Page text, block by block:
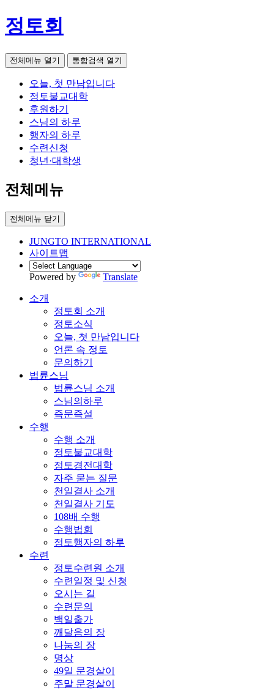
정토회
전체메뉴 열기 통합검색 열기
오늘, 첫 만남입니다
정토불교대학
후원하기
스님의 하루
행자의 하루
수련신청
청년·대학생
전체메뉴
전체메뉴 닫기
JUNGTO INTERNATIONAL
사이트맵
Powered by Translate
소개
정토회 소개
정토소식
오늘, 첫 만남입니다
언론 속 정토
문의하기
법륜스님
법륜스님 소개
스님의하루
즉문즉설
수행
수행 소개
정토불교대학
정토경전대학
자주 묻는 질문
천일결사 소개
천일결사 기도
108배 수행
수행법회
정토행자의 하루
수련
정토수련원 소개
수련일정 및 신청
오시는 길
수련문의
백일출가
깨달음의 장
나눔의 장
명상
49일 문경살이
주말 문경살이